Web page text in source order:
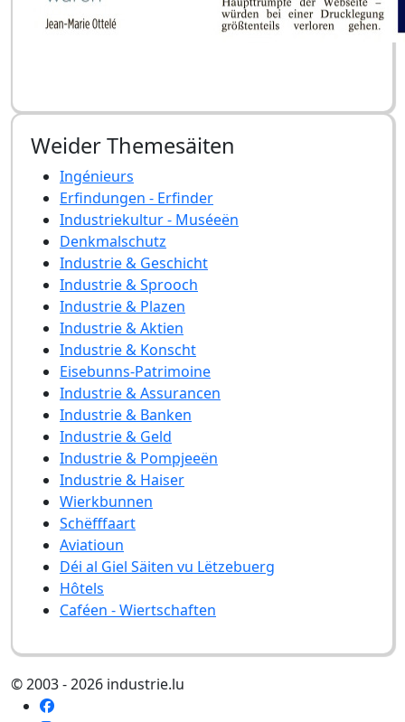
Weider Themesäiten
Ingénieurs
Erfindungen - Erfinder
Industriekultur - Muséeën
Denkmalschutz
Industrie & Geschicht
Industrie & Sprooch
Industrie & Plazen
Industrie & Aktien
Industrie & Konscht
Eisebunns-Patrimoine
Industrie & Assurancen
Industrie & Banken
Industrie & Geld
Industrie & Pompjeeën
Industrie & Haiser
Wierkbunnen
Schëfffaart
Aviatioun
Déi al Giel Säiten vu Lëtzebuerg
Hôtels
Caféen - Wiertschaften
© 2003 - 2026 industrie.lu